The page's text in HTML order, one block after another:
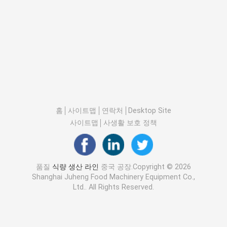
홈 사이트맵 연락처
Desktop Site
사이트맵
사생활 보호 정책
품질 식량 생산 라인 중국 공장.Copyright © 2026
Shanghai Juheng Food Machinery Equipment Co.,
Ltd.. All Rights Reserved.